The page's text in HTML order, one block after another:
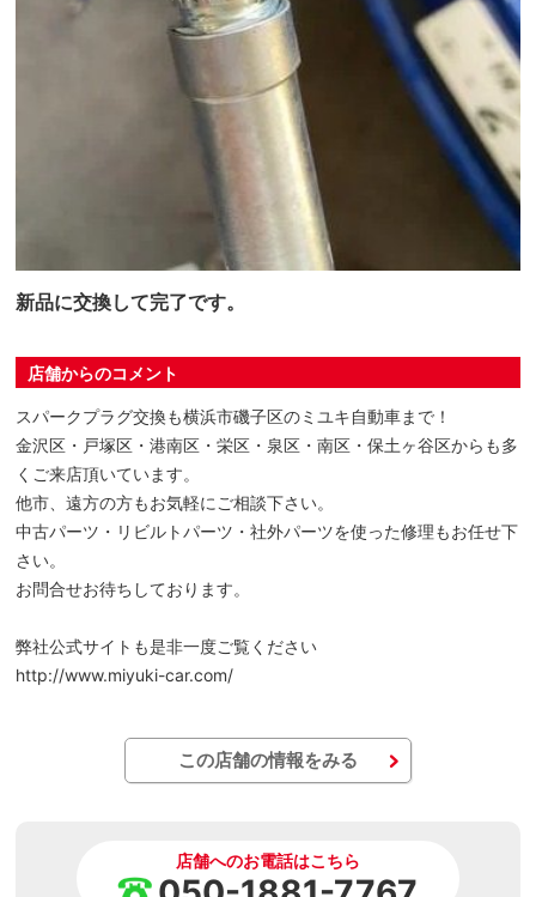
新品に交換して完了です。
店舗からのコメント
スパークプラグ交換も横浜市磯子区のミユキ自動車まで！
金沢区・戸塚区・港南区・栄区・泉区・南区・保土ヶ谷区からも多
くご来店頂いています。
他市、遠方の方もお気軽にご相談下さい。
中古パーツ・リビルトパーツ・社外パーツを使った修理もお任せ下
さい。
お問合せお待ちしております。
弊社公式サイトも是非一度ご覧ください
http://www.miyuki-car.com/
この店舗の情報をみる
店舗へのお電話はこちら